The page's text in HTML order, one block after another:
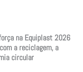
na Equiplast 2026
a reciclagem, a
circular